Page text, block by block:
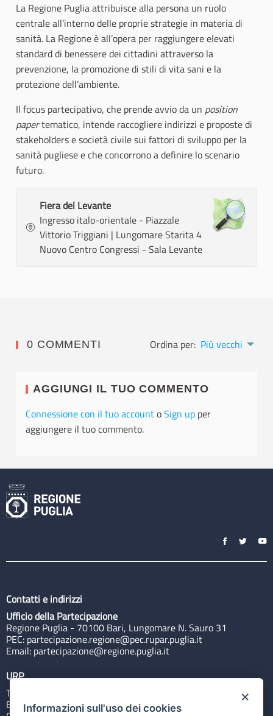
La Regione Puglia attribuisce alla persona un ruolo
centrale all’interno delle proprie strategie in materia di
sanità. La Regione è all’opera per raggiungere elevati
standard di benessere dei cittadini attraverso la
prevenzione, la promozione di stili di vita sani e la
protezione dell’ambiente.
Il focus partecipativo, che prende avvio da un position
papertematico, intende raccogliere indirizzi e proposte di
stakeholders e società civile sui fattori di sviluppo per la
sanità pugliese e che concorrono a definire lo scenario
futuro.
Fiera del Levante
Ingresso italo-orientale - Piazzale
Vittorio Triggiani | Lungomare Starita 4
Nuovo Centro Congressi - Sala Levante
0 COMMENTI Ordina per: Più vecchi
AGGIUNGI IL TUO COMMENTO
Connessione con il tuo accountoSign up per
aggiungere il tuo commento.
Contatti e indirizzi
Ufficio della Partecipazione
Regione Puglia - 70100 Bari, Lungomare N. Sauro 31
PEC: partecipazione.regione@pec.rupar.puglia.it
Email: partecipazione@regione.puglia.it
URP
Tel: 800713939
Email:quiregione@regione.puglia.it ×
Informazioni sull'uso dei cookies